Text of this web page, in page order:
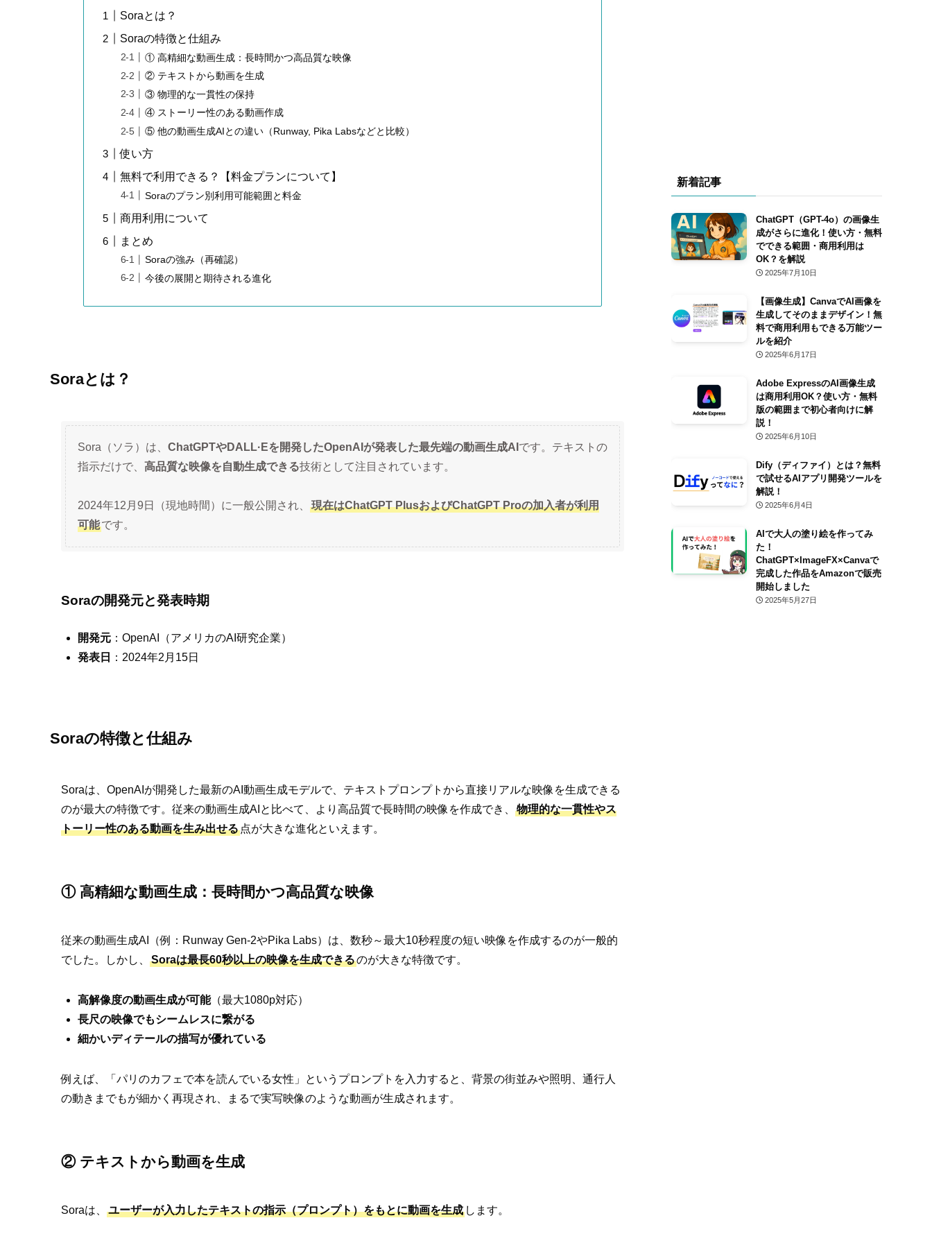
Soraとは？
Soraの特徴と仕組み
① 高精細な動画生成：長時間かつ高品質な映像
② テキストから動画を生成
③ 物理的な一貫性の保持
④ ストーリー性のある動画作成
⑤ 他の動画生成AIとの違い（Runway, Pika Labsなどと比較）
使い方
無料で利用できる？【料金プランについて】
Soraのプラン別利用可能範囲と料金
商用利用について
まとめ
Soraの強み（再確認）
今後の展開と期待される進化
Soraとは？
Sora（ソラ）は、 ChatGPTやDALL·Eを開発したOpenAIが発表した最先端の動画生成AI です。テキストの
指示だけで、 高品質な映像を自動生成できる技術として注目されています。
2024年12月9日（現地時間）に一般公開され、
現在はChatGPT PlusおよびChatGPT Proの加入者が利用
可能です。
Soraの開発元と発表時期
開発元 ：OpenAI（アメリカのAI研究企業）
発表日
：2024年2月15日
Soraの特徴と仕組み
Soraは、OpenAIが開発した最新のAI動画生成モデルで、テキストプロンプトから直接リアルな映像を生成できる
のが最大の特徴です。従来の動画生成AIと比べて、より高品質で長時間の映像を作成でき、
物理的な一貫性やス
トーリー性のある動画を生み出せる 点が大きな進化といえます。
① 高精細な動画生成：長時間かつ高品質な映像
従来の動画生成AI（例：Runway Gen-2やPika Labs）は、数秒～最大10秒程度の短い映像を作成するのが一般的
でした。しかし、
Soraは最長60秒以上の映像を生成できるのが大きな特徴です。
高解像度の動画生成が可能（最大1080p対応）
長尺の映像でもシームレスに繋がる
細かいディテールの描写が優れている
例えば、「パリのカフェで本を読んでいる女性」というプロンプトを入力すると、背景の街並みや照明、通行人
の動きまでもが細かく再現され、まるで実写映像のような動画が生成されます。
② テキストから動画を生成
Soraは、 ユーザーが入力したテキストの指示（プロンプト）をもとに動画を生成 します。
新着記事
ChatGPT（GPT-4o）の画像生
成がさらに進化！使い方・無料
でできる範囲・商用利用は
OK？を解説
2025年7月10日
【画像生成】CanvaでAI画像を
生成してそのままデザイン！無
料で商用利用もできる万能ツー
ルを紹介
2025年6月17日
Adobe ExpressのAI画像生成
は商用利用OK？使い方・無料
版の範囲まで初心者向けに解
説！
2025年6月10日
Dify（ディファイ）とは？無料
で試せるAIアプリ開発ツールを
解説！
2025年6月4日
AIで大人の塗り絵を作ってみ
た！
ChatGPT×ImageFX×Canvaで
完成した作品をAmazonで販売
開始しました
2025年5月27日